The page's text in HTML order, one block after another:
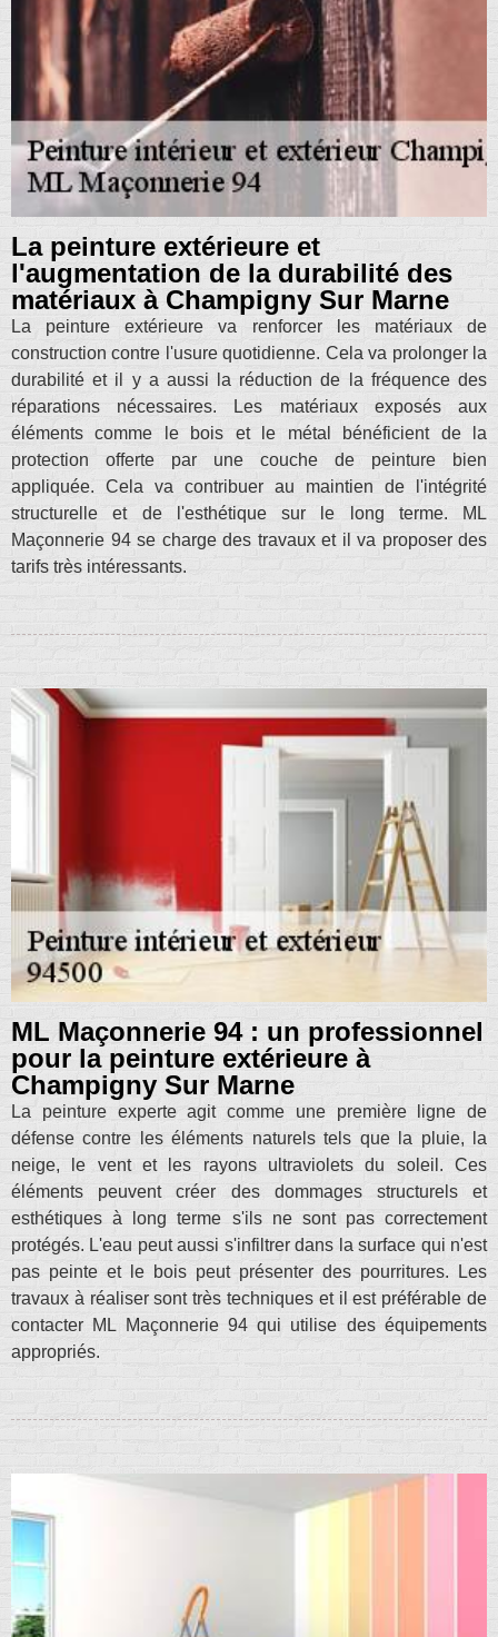
La peinture extérieure et
l'augmentation de la durabilité des
matériaux à Champigny Sur Marne
La peinture extérieure va renforcer les matériaux de
construction contre l'usure quotidienne. Cela va prolonger la
durabilité et il y a aussi la réduction de la fréquence des
réparations nécessaires. Les matériaux exposés aux
éléments comme le bois et le métal bénéficient de la
protection offerte par une couche de peinture bien
appliquée. Cela va contribuer au maintien de l'intégrité
structurelle et de l'esthétique sur le long terme. ML
Maçonnerie 94 se charge des travaux et il va proposer des
tarifs très intéressants.
ML Maçonnerie 94 : un professionnel
pour la peinture extérieure à
Champigny Sur Marne
La peinture experte agit comme une première ligne de
défense contre les éléments naturels tels que la pluie, la
neige, le vent et les rayons ultraviolets du soleil. Ces
éléments peuvent créer des dommages structurels et
esthétiques à long terme s'ils ne sont pas correctement
protégés. L'eau peut aussi s'infiltrer dans la surface qui n'est
pas peinte et le bois peut présenter des pourritures. Les
travaux à réaliser sont très techniques et il est préférable de
contacter ML Maçonnerie 94 qui utilise des équipements
appropriés.